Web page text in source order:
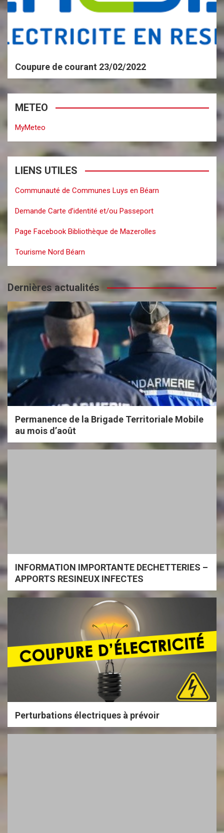
Coupure de courant 23/02/2022
METEO
MyMeteo
LIENS UTILES
Communauté de Communes Luys en Béarn
Demande Carte d’identité et/ou Passeport
Page Facebook Bibliothèque de Mazerolles
Tourisme Nord Béarn
Dernières actualités
Permanence de la Brigade Territoriale Mobile
au mois d’août
INFORMATION IMPORTANTE DECHETTERIES –
APPORTS RESINEUX INFECTES
Perturbations électriques à prévoir